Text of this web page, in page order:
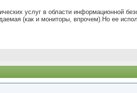
услуг в области информационной
(как и мониторы, впрочем).Но ее